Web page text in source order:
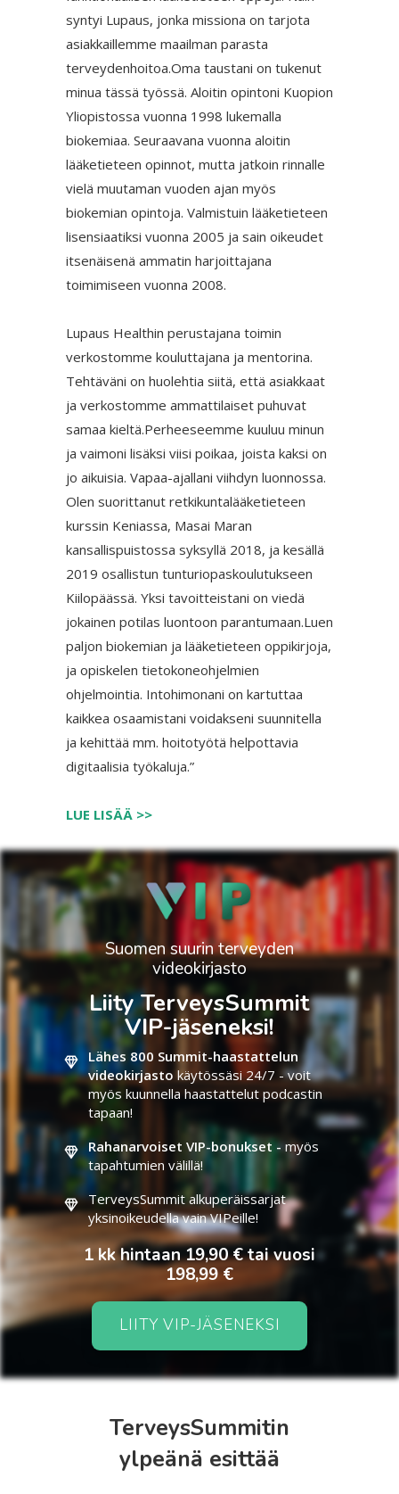
syntyi Lupaus, jonka missiona on tarjota
asiakkaillemme maailman parasta
terveydenhoitoa.Oma taustani on tukenut
minua tässä työssä. Aloitin opintoni Kuopion
Yliopistossa vuonna 1998 lukemalla
biokemiaa. Seuraavana vuonna aloitin
lääketieteen opinnot, mutta jatkoin rinnalle
vielä muutaman vuoden ajan myös
biokemian opintoja. Valmistuin lääketieteen
lisensiaatiksi vuonna 2005 ja sain oikeudet
itsenäisenä ammatin harjoittajana
toimimiseen vuonna 2008.
Lupaus Healthin perustajana toimin
verkostomme kouluttajana ja mentorina.
Tehtäväni on huolehtia siitä, että asiakkaat
ja verkostomme ammattilaiset puhuvat
samaa kieltä.Perheeseemme kuuluu minun
ja vaimoni lisäksi viisi poikaa, joista kaksi on
jo aikuisia. Vapaa-ajallani viihdyn luonnossa.
Olen suorittanut retkikuntalääketieteen
kurssin Keniassa, Masai Maran
kansallispuistossa syksyllä 2018, ja kesällä
2019 osallistun tunturiopaskoulutukseen
Kiilopäässä. Yksi tavoitteistani on viedä
jokainen potilas luontoon parantumaan.Luen
paljon biokemian ja lääketieteen oppikirjoja,
ja opiskelen tietokoneohjelmien
ohjelmointia. Intohimonani on kartuttaa
kaikkea osaamistani voidakseni suunnitella
ja kehittää mm. hoitotyötä helpottavia
digitaalisia työkaluja.”
LUE LISÄÄ >>
Suomen suurin terveyden
videokirjasto
Liity TerveysSummit
VIP-jäseneksi!
Lähes 800 Summit-haastattelun
videokirjasto käytössäsi 24/7 - voit
myös kuunnella haastattelut podcastin
tapaan!
Rahanarvoiset VIP-bonukset -myös
tapahtumien välillä!
TerveysSummit alkuperäissarjat
yksinoikeudella vain VIPeille!
1 kk hintaan 19,90 € tai vuosi
198,99 €
LIITY VIP-JÄSENEKSI
TerveysSummitin
ylpeänä esittää